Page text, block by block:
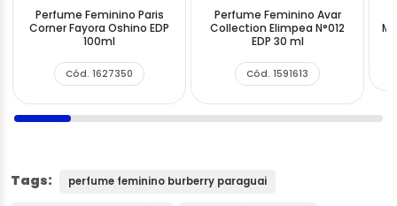
Perfume Feminino Paris
Corner Fayora Oshino EDP
100ml
Cód. 1627350
Perfume Feminino Avar
Collection Elimpea N°012
EDP 30 ml
Cód. 1591613
Tags: perfume feminino burberry paraguai